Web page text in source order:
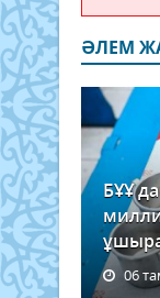
ӘЛЕМ
БҰҰ
06